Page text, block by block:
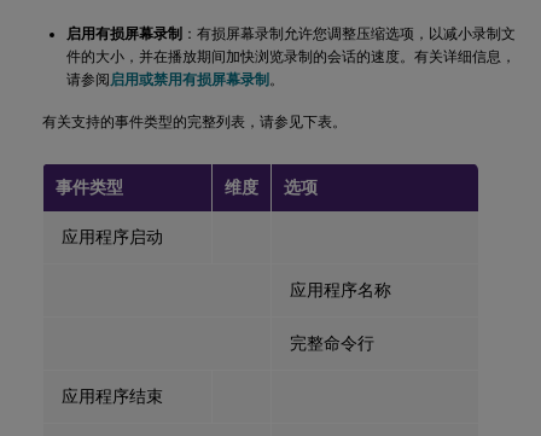
启用有损屏幕录制 ：有损屏幕录制允许您调整压缩选项，以减小录制文
件的大小，并在播放期间加快浏览录制的会话的速度。有关详细信息，
请参阅 启用或禁用有损屏幕录制 。
有关支持的事件类型的完整列表，请参见下表。
事件类型 维度 选项
应用程序启动
应用程序名称
完整命令行
应用程序结束